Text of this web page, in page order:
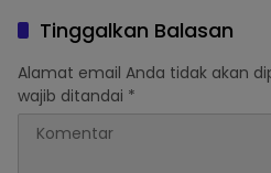
RumahTinggalkan Balasan
Alamat email Anda tidak akan
wajib ditandai *